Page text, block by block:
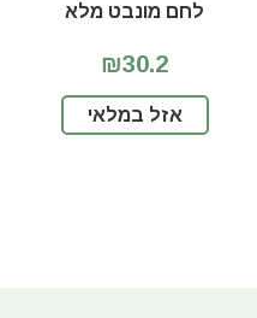
לחם מונבט מלא
₪30.2
אזל במלאי